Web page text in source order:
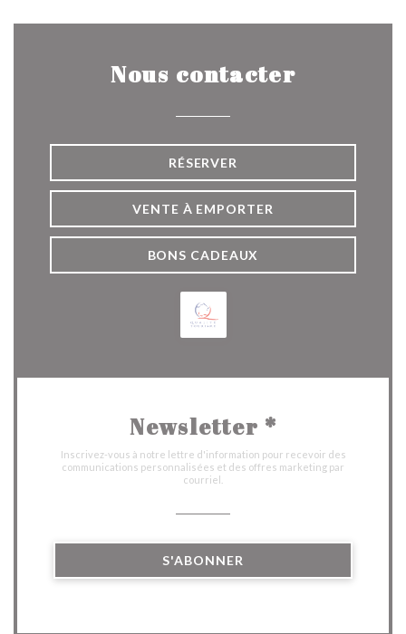
Nous contacter
RÉSERVER
VENTE À EMPORTER
BONS CADEAUX
Newsletter *
Inscrivez-vous à notre lettre d'information pour recevoir des
communications personnalisées et des offres marketing par
courriel.
S'ABONNER